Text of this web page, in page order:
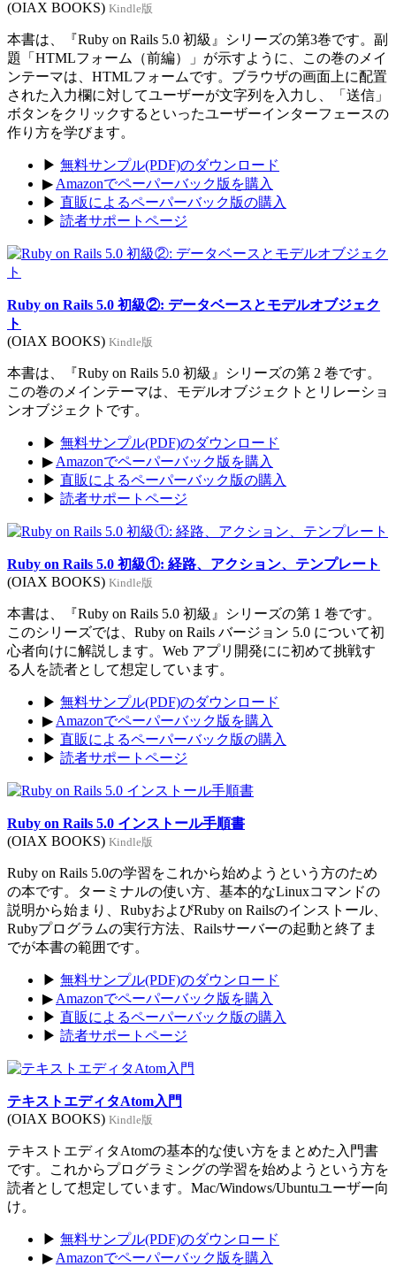
(OIAX BOOKS) Kindle版
本書は、『Ruby on Rails 5.0 初級』シリーズの第3巻です。副
題「HTMLフォーム（前編）」が示すように、この巻のメイ
ンテーマは、HTMLフォームです。ブラウザの画面上に配置
された入力欄に対してユーザーが文字列を入力し、「送信」
ボタンをクリックするといったユーザーインターフェースの
作り方を学びます。
▶ 無料サンプル(PDF)のダウンロード
▶ Amazonでペーパーバック版を購入
▶ 直販によるペーパーバック版の購入
▶ 読者サポートページ
Ruby on Rails 5.0 初級②: データベースとモデルオブジェク
ト
(OIAX BOOKS) Kindle版
本書は、『Ruby on Rails 5.0 初級』シリーズの第 2 巻です。
この巻のメインテーマは、モデルオブジェクトとリレーショ
ンオブジェクトです。
▶ 無料サンプル(PDF)のダウンロード
▶ Amazonでペーパーバック版を購入
▶ 直販によるペーパーバック版の購入
▶ 読者サポートページ
Ruby on Rails 5.0 初級①: 経路、アクション、テンプレート
(OIAX BOOKS) Kindle版
本書は、『Ruby on Rails 5.0 初級』シリーズの第 1 巻です。
このシリーズでは、Ruby on Rails バージョン 5.0 について初
心者向けに解説します。Web アプリ開発にに初めて挑戦す
る人を読者として想定しています。
▶ 無料サンプル(PDF)のダウンロード
▶ Amazonでペーパーバック版を購入
▶ 直販によるペーパーバック版の購入
▶ 読者サポートページ
Ruby on Rails 5.0 インストール手順書
(OIAX BOOKS) Kindle版
Ruby on Rails 5.0の学習をこれから始めようという方のため
の本です。ターミナルの使い方、基本的なLinuxコマンドの
説明から始まり、RubyおよびRuby on Railsのインストール、
Rubyプログラムの実行方法、Railsサーバーの起動と終了ま
でが本書の範囲です。
▶ 無料サンプル(PDF)のダウンロード
▶ Amazonでペーパーバック版を購入
▶ 直販によるペーパーバック版の購入
▶ 読者サポートページ
テキストエディタAtom入門
(OIAX BOOKS) Kindle版
テキストエディタAtomの基本的な使い方をまとめた入門書
です。これからプログラミングの学習を始めようという方を
読者として想定しています。Mac/Windows/Ubuntuユーザー向
け。
▶ 無料サンプル(PDF)のダウンロード
▶ Amazonでペーパーバック版を購入